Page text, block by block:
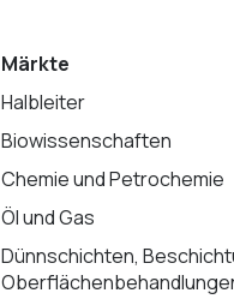
Märkte
Halbleiter
Biowissenschaften
Chemie und Petrochemie
Öl und Gas
Dünnschichten,